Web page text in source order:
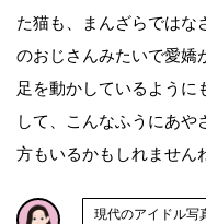
た猫も、まんざらではな
のおじさんみたいで愛嬌
足を動かしているように
して、こんなふうにあや
方もいるかもしれません
現代のアイドル写